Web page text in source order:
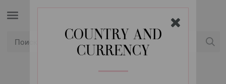
COUNTRY AND
CURRENCY